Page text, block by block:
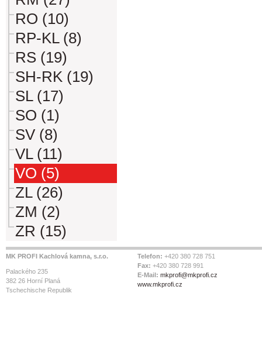
RO (10)
RP-KL (8)
RS (19)
SH-RK (19)
SL (17)
SO (1)
SV (8)
VL (11)
VO (5)
ZL (26)
ZM (2)
ZR (15)
MK PROFI Kachlová kamna, s.r.o.
Palackého 235
382 26 Horní Planá
Tschechische Republik
Telefon: +420 380 728 751
Fax: +420 380 728 991
E-Mail: mkprofi@mkprofi.cz
www.mkprofi.cz